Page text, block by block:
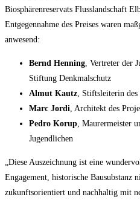
Biosphärenreservats Flusslandschaft
Entgegennahme des Preises waren
anwesend:
Bernd Henning, Vertreter der
Stiftung Denkmalschutz
Almut Kautz, Stiftsleiterin
Marc Jordi, Architekt des
Pedro Korup, Maurermeister
Jugendlichen
„Diese Auszeichnung ist eine
Engagement, historische Bausubstanz
zukunftsorientiert und nachhaltig mit